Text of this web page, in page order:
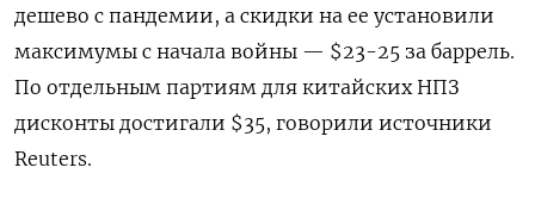
дешево с пандемии, а скидки на ее установили
максимумы с начала войны — $23-25 за баррель.
По отдельным партиям для китайских НПЗ
дисконты достигали $35, говорили источники
Reuters.